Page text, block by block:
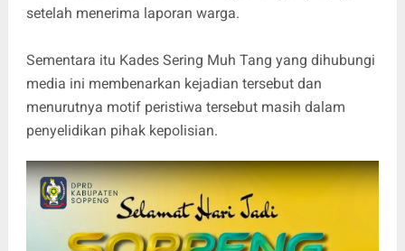
setelah menerima laporan warga.
Sementara itu Kades Sering Muh Tang yang dihubungi
media ini membenarkan kejadian tersebut dan
menurutnya motif peristiwa tersebut masih dalam
penyelidikan pihak kepolisian.